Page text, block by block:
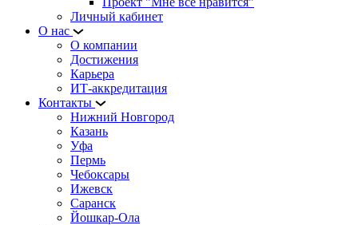
Личный кабинет
О нас
О компании
Достижения
Карьера
ИТ-аккредитация
Контакты
Нижний Новгород
Казань
Уфа
Пермь
Чебоксары
Ижевск
Саранск
Йошкар-Ола